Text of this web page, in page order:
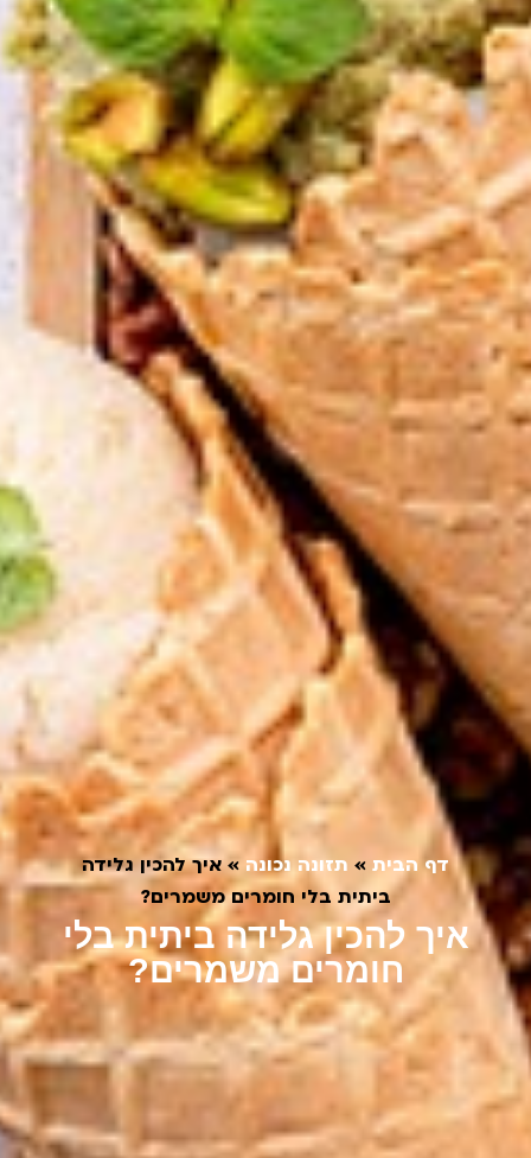
דף הבית» תזונה נכונה» איך להכין גלידה
ביתית בלי חומרים משמרים?
איך להכין גלידה ביתית בלי
חומרים משמרים?